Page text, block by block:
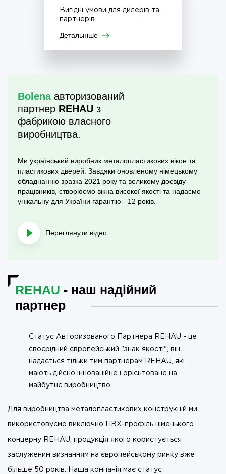
Вигідні умови для дилерів та
партнерів
Детальніше
Bolena авторизований
партнер REHAU з
фабрикою власного
виробництва.
Ми український виробник металопластикових вікон та
пластикових дверей. Завдяки оновленому німецькому
обладнанню зразка 2021 року та великому досвіду
працівників, створюємо вікна високої якості та надаємо
унікальну для України гарантію - 12 років.
Переглянути відео
REHAU - наш надійний
партнер
Статус Авторизованого Партнера REHAU - це
своєрідний європейський "знак якості", він
надається тільки тим партнерам REHAU, які
мають дійсно інноваційне і орієнтоване на
майбутнє виробництво.
Для виробництва металопластикових конструкцій ми
використовуємо виключно ПВХ-профіль німецького
концерну REHAU, продукція якого користується
заслуженим визнанням на європейському ринку вже
більше 50 років. Наша компанія має статус